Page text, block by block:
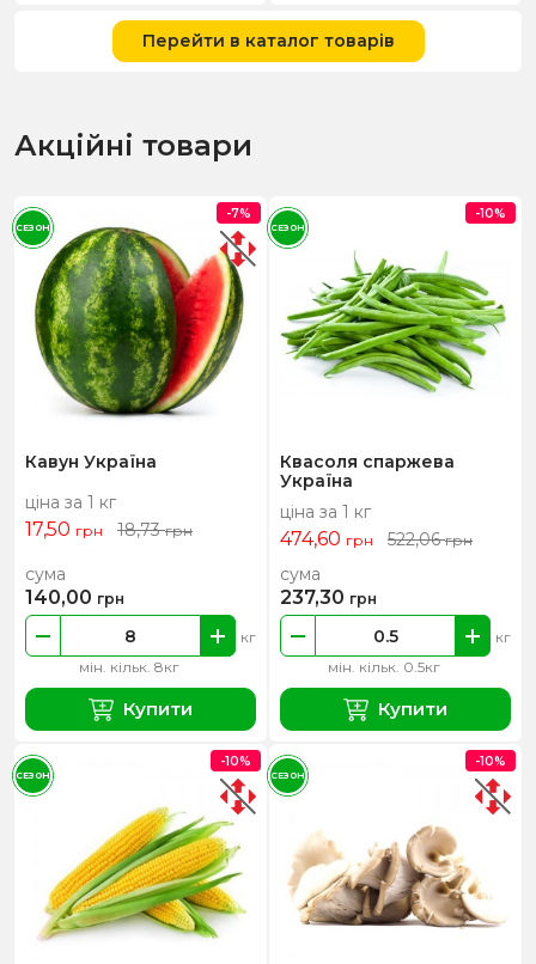
Перейти в каталог товарів
Акційні товари
Кавун Україна
ціна за 1 кг
17,50 грн 18,73грн
мін. кільк. 8кг
кг
сума
140,00 грн
Купити
-7%
СЕЗОН
Квасоля спаржева
Україна
ціна за 1 кг
474,60 грн 522,06грн
мін. кільк. 0.5кг
кг
сума
237,30 грн
Купити
-10%
СЕЗОН
-10%
СЕЗОН
-10%
СЕЗОН